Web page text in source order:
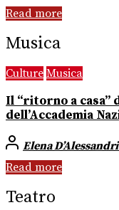
Read more
Musica
Culture Musica
Il “ritorno a casa”
dell’Accademia
Elena
Read more
Teatro